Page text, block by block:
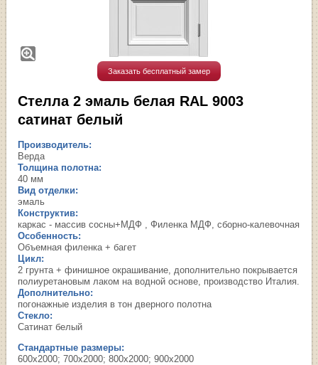
Заказать бесплатный замер
Стелла 2 эмаль белая RAL 9003
сатинат белый
Производитель:
Верда
Толщина полотна:
40 мм
Вид отделки:
эмаль
Конструктив:
каркас - массив сосны+МДФ , Филенка МДФ, сборно-калевочная
Особенность:
Объемная филенка + багет
Цикл:
2 грунта + финишное окрашивание, дополнительно покрывается
полиуретановым лаком на водной основе, производство Италия.
Дополнительно:
погонажные изделия в тон дверного полотна
Стекло:
Сатинат белый
Стандартные размеры:
600х2000; 700х2000; 800х2000; 900х2000